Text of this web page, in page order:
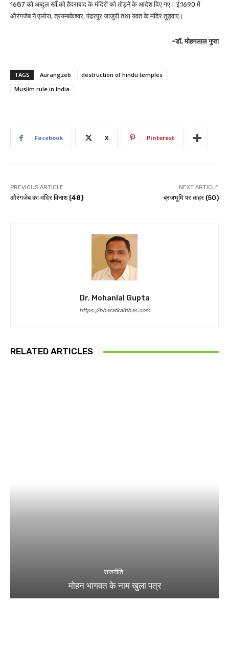
1687 को अब्दुल खाँ को हैदराबाद के मंदिरों को तोड़ने के आदेश दिए गए। ई.1690 में
औरंगजेब ने एलोरा, त्रयम्बकेश्वर, पंढरपुर जाजुरी तथा यवत के मंदिर तुड़वाए।
-डॉ. मोहनलाल गुप्ता
TAGS Aurangzeb
destruction of hindu temples
Muslim rule in India
Facebook X Pinterest
PREVIOUS ARTICLE
औरंगजेब का मंदिर विनाश (48)
NEXT ARTICLE
ब्रजभूमि पर कहर (50)
Dr. Mohanlal Gupta
https://bharatkaitihas.com
RELATED ARTICLES
राजनीति
मोहन भागवत के नाम खुला पत्र